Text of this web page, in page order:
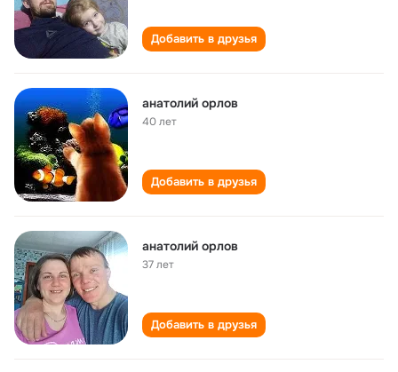
Добавить в друзья
анатолий орлов
40 лет
Добавить в друзья
анатолий орлов
37 лет
Добавить в друзья